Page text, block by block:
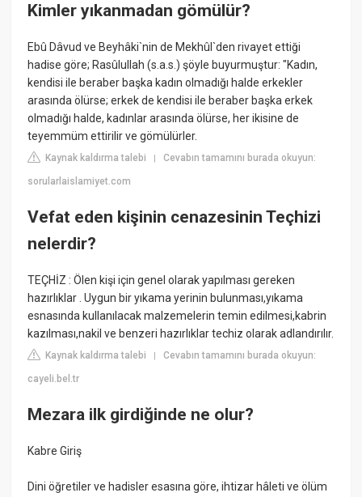
Kimler yıkanmadan gömülür?
Ebû Dâvud ve Beyhâki`nin de Mekhûl`den rivayet ettiği
hadise göre; Rasûlullah (s.a.s.) şöyle buyurmuştur: "Kadın,
kendisi ile beraber başka kadın olmadığı halde erkekler
arasında ölürse; erkek de kendisi ile beraber başka erkek
olmadığı halde, kadınlar arasında ölürse, her ikisine de
teyemmüm ettirilir ve gömülürler.
Kaynak kaldırma talebi |Cevabın tamamını burada okuyun:
sorularlaislamiyet.com
Vefat eden kişinin cenazesinin Teçhizi
nelerdir?
TEÇHİZ : Ölen kişi için genel olarak yapılması gereken
hazırlıklar . Uygun bir yıkama yerinin bulunması,yıkama
esnasında kullanılacak malzemelerin temin edilmesi,kabrin
kazılması,nakil ve benzeri hazırlıklar techiz olarak adlandırılır.
Kaynak kaldırma talebi |Cevabın tamamını burada okuyun:
cayeli.bel.tr
Mezara ilk girdiğinde ne olur?
Kabre Giriş
Dini öğretiler ve hadisler esasına göre, ihtizar hâleti ve ölüm